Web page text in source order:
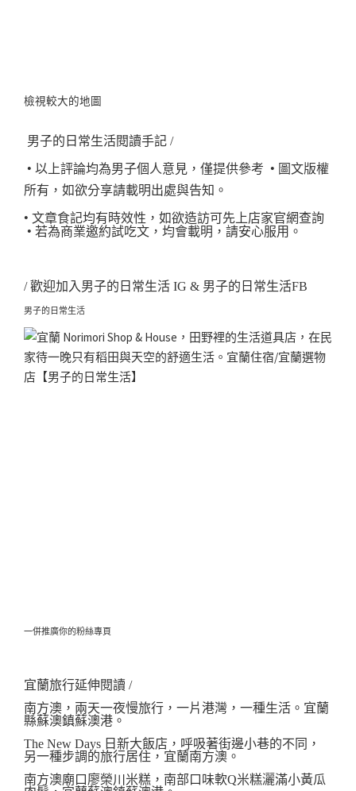
檢視較大的地圖
男子的日常生活閱讀手記 /
• 以上評論均為男子個人意見，僅提供參考 • 圖文版權
所有，如欲分享請載明出處與告知。
• 文章食記均有時效性，如欲造訪可先上店家官網查詢
• 若為商業邀約試吃文，均會載明，請安心服用。
/ 歡迎加入 男子的日常生活 IG & 男子的日常生活FB
男子的日常生活
一併推廣你的粉絲專頁
宜蘭旅行延伸閱讀 /
南方澳，兩天一夜慢旅行，一片港灣，一種生活。宜蘭
縣蘇澳鎮蘇澳港。
The New Days 日新大飯店，呼吸著街邊小巷的不同，
另一種步調的旅行居住，宜蘭南方澳。
南方澳廟口廖榮川米糕，南部口味軟Q米糕灑滿小黃瓜